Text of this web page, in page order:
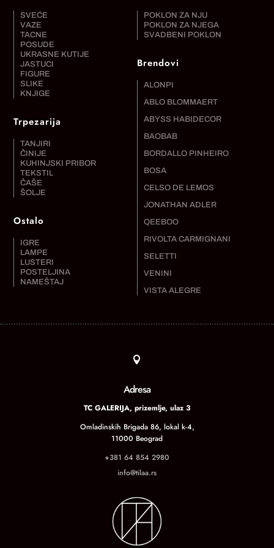
SVEĆE
VAZE
TACNE
POSUDE
UKRASNE KUTIJE
JASTUCI
FIGURE
SLIKE
KNJIGE
Trpezarija
TANJIRI
ČINIJE
KUHINJSKI PRIBOR
TEKSTIL
ČAŠE
ŠOLJE
Ostalo
IGRE
LAMPE
LUSTERI
POSTELJINA
NAMEŠTAJ
POKLON ZA NJU
POKLON ZA NJEGA
SVADBENI POKLON
Brendovi
ALONPI
ABLO BLOMMAERT
ABYSS HABIDECOR
BAOBAB
BORDALLO PINHEIRO
BOSA
CELSO DE LEMOS
JONATHAN ADLER
QEEBOO
RIVOLTA CARMIGNANI
SELETTI
VENINI
VISTA ALEGRE

Adresa
TC GALERIJA, prizemlje, ulaz 3
Omladinskih Brigada 86, lokal k-4,
11000 Beograd
+381 64 854 2980
info@tilaa.rs